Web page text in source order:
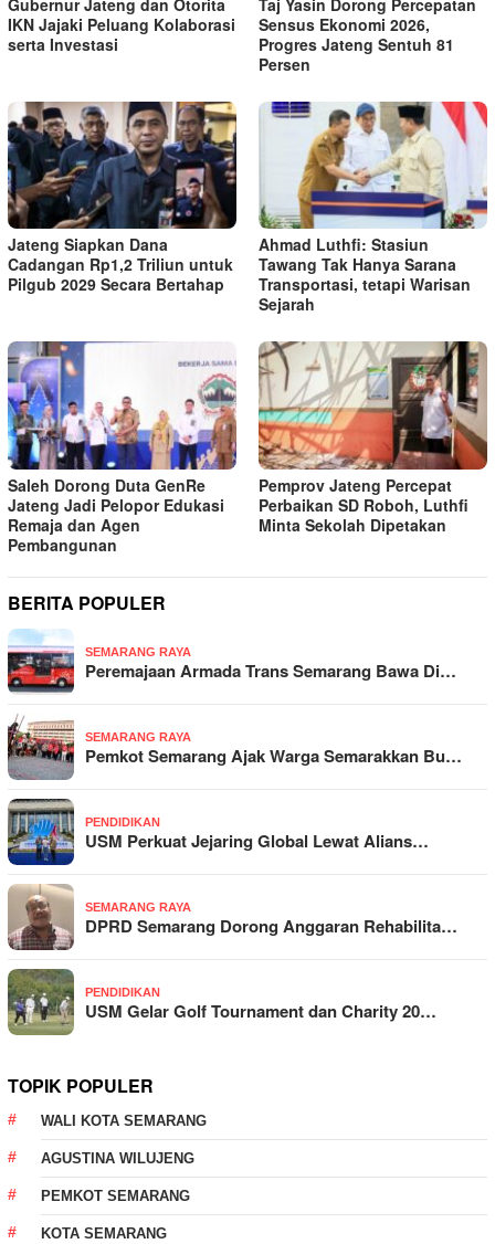
IKN Jajaki Peluang Kolaborasi
serta Investasi
Sensus Ekonomi 2026,
Progres Jateng Sentuh 81
Persen
Jateng Siapkan Dana
Cadangan Rp1,2 Triliun untuk
Pilgub 2029 Secara Bertahap
Ahmad Luthfi: Stasiun
Tawang Tak Hanya Sarana
Transportasi, tetapi Warisan
Sejarah
Saleh Dorong Duta GenRe
Jateng Jadi Pelopor Edukasi
Remaja dan Agen
Pembangunan
Pemprov Jateng Percepat
Perbaikan SD Roboh, Luthfi
Minta Sekolah Dipetakan
BERITA POPULER
SEMARANG RAYA
Peremajaan Armada Trans Semarang Bawa Di…
SEMARANG RAYA
Pemkot Semarang Ajak Warga Semarakkan Bu…
PENDIDIKAN
USM Perkuat Jejaring Global Lewat Alians…
SEMARANG RAYA
DPRD Semarang Dorong Anggaran Rehabilita…
PENDIDIKAN
USM Gelar Golf Tournament dan Charity 20…
TOPIK POPULER
WALI KOTA SEMARANG
AGUSTINA WILUJENG
PEMKOT SEMARANG
KOTA SEMARANG